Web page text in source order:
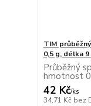
TIM
0,5 g, délka 9
Průběžný
hmotnost
42 Kč/ks
34,71 Kč bez